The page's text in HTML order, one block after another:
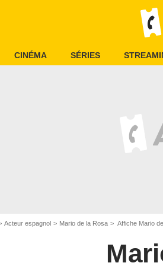
CINÉMA SÉRIES
Acteur espagnol Mario de la Rosa Affiche Mario